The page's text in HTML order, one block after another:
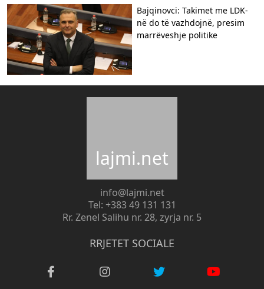
Bajqinovci: Takimet me LDK-
në do të vazhdojnë, presim
marrëveshje politike
lajmi.net
info@lajmi.net
Tel: +383 49 131 131
Rr. Zenel Salihu nr. 28, zyrja nr. 5
RRJETET SOCIALE